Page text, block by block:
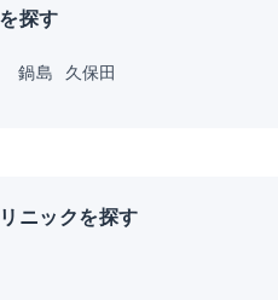
探す
鍋島 久保田
ニックを探す